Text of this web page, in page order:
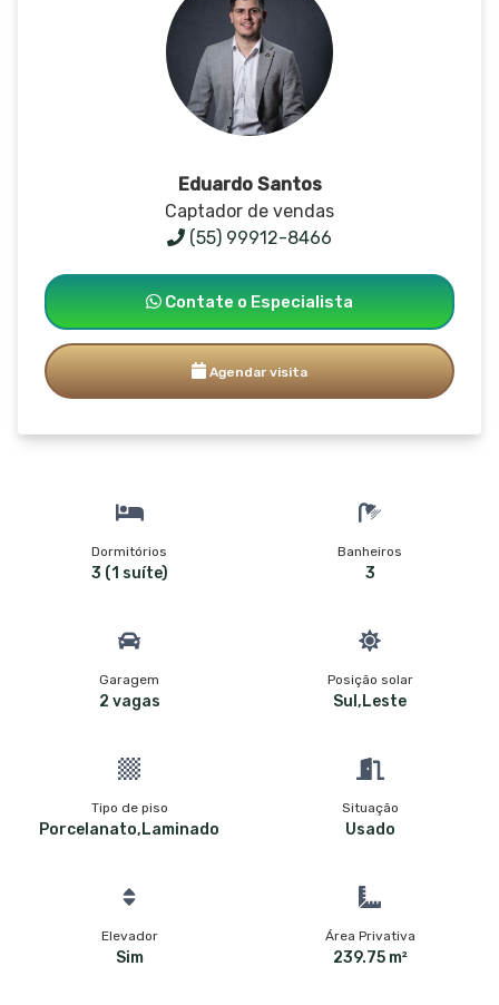
Eduardo Santos
Captador de vendas
(55) 99912-8466
Contate o Especialista
Agendar visita
Dormitórios
3 (1 suíte)
Banheiros
3
Garagem
2 vagas
Posição solar
Sul,Leste
Tipo de piso
Porcelanato,Laminado
Situação
Usado
Elevador
Sim
Área Privativa
239.75 m²